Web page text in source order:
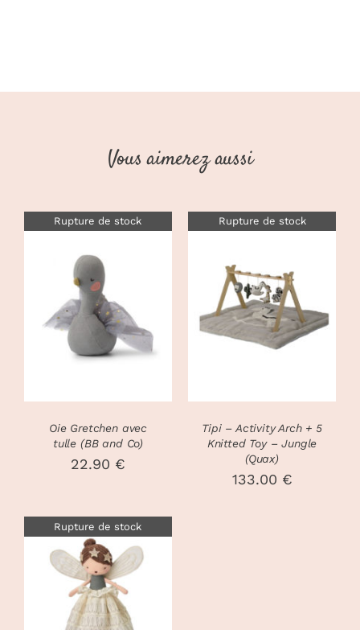
Vous aimerez aussi
Rupture de stock
DÉTAILS
Oie Gretchen avec
tulle (BB and Co)
22.90 €
Rupture de stock
DÉTAILS
Tipi – Activity Arch + 5
Knitted Toy – Jungle
(Quax)
133.00 €
Rupture de stock
DÉTAILS